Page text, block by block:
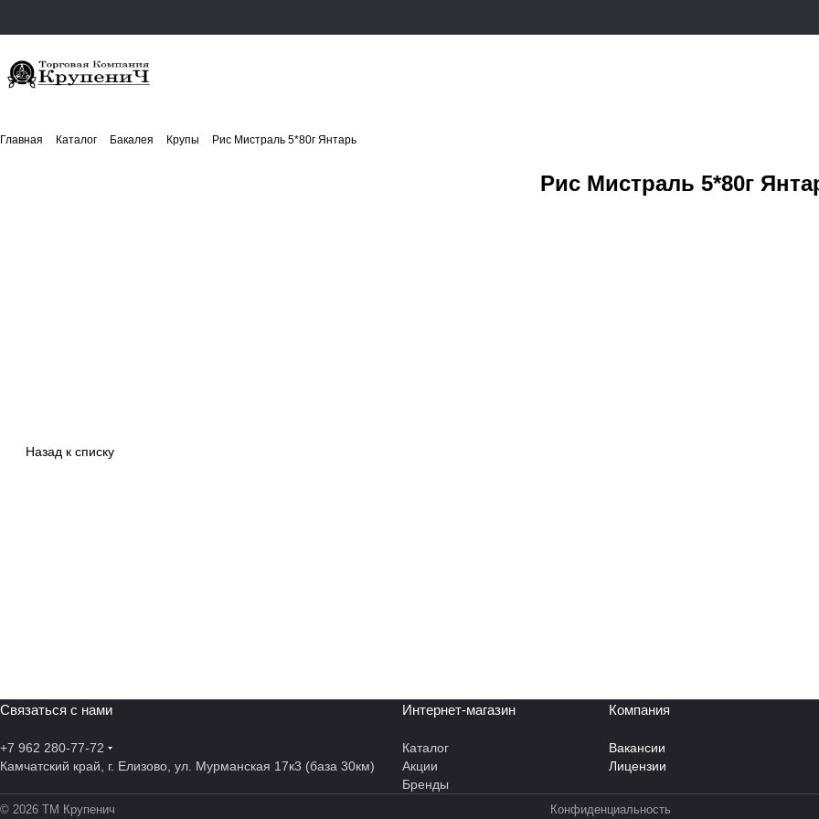
Главная Каталог Бакалея Крупы Рис Мистраль 5*80г Янтарь
Рис Мистраль 5*80г
Назад к списку
Связаться с нами
+7 962 280-77-72
Камчатский край, г. Елизово, ул. Мурманская 17к3 (база 30км)
Интернет-магазин
Каталог
Акции
Бренды
Компания
Вакансии
Лицензии
© 2026 ТМ Крупенич Конфиденциальность